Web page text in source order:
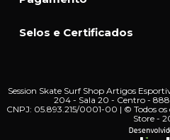
Selos e Certificados
Session Skate Surf Shop Artigos
204 - Sala 20 - Centro -
CNPJ: 05.893.215/0001-00 | © Todos os
Store -